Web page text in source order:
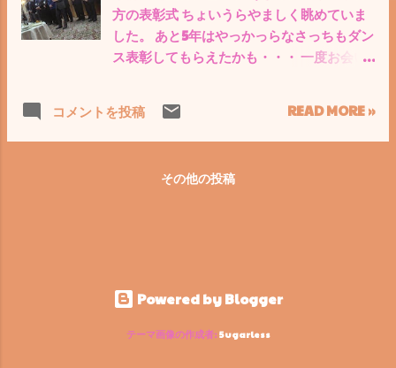
方の表彰式 ちょいうらやましく眺めていま
した。 あと5年はやっかっらなさっちもダン
ス表彰してもらえたかも・・・ 一度お会い
いした元ｻｯｶｰ日本代表の選手 ゜
コメントを投稿 READ MORE »
その他の投稿
Powered by Blogger
テーマ画像の作成者:5ugarless